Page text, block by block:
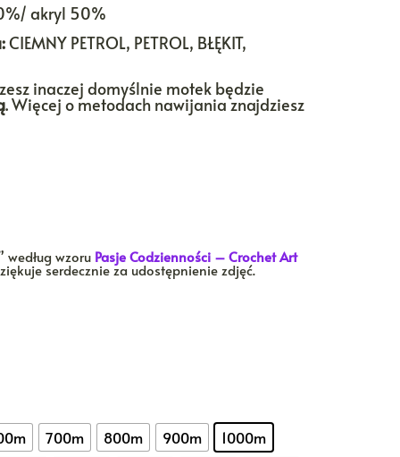
akryl 50%
CIEMNY PETROL, PETROL, BŁĘKIT,
inaczej domyślnie motek będzie
. Więcej o metodach nawijania znajdziesz
wzoru Pasje Codzienności – Crochet Art
serdecznie za udostępnienie zdjęć.
700m 800m 900m
1000m